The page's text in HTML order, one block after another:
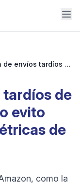
Alta tasa de envíos tardíos de Amazon: ¿cómo evito infracciones de métricas de envío?
de
evito
de
como la